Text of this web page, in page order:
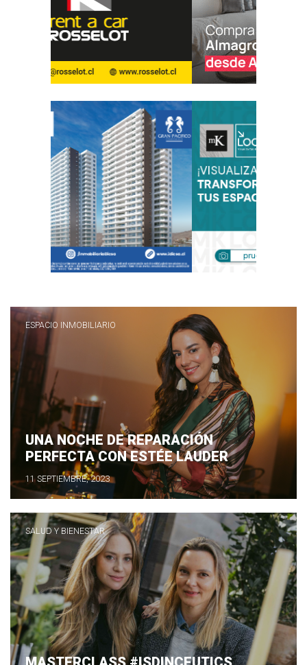
ESPACIO INMOBILIARIO
UNA NOCHE DE REPARACIÓN
PERFECTA CON ESTÉE LAUDER
11 SEPTIEMBRE, 2023
SALUD Y BIENESTAR